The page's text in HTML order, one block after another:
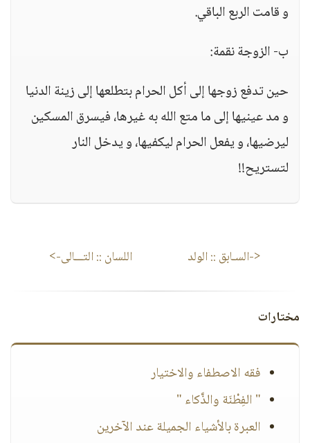
و قامت الربع الباقي.
ب‌- الزوجة نقمة:
حين تدفع زوجها إلى أكل الحرام بتطلعها إلى زينة الدنيا
و مد عينيها إلى ما متع الله به غيرها، فيسرق المسكين
ليرضيها، و يفعل الحرام ليكفيها، و يدخل النار
لتستريح!!
<-السـابق ::الولد اللسان :: التـــالى->
مختارات
فقه الاصطفاء والاختيار
" الفِطْنَة والذَّكاء "
العبرة بالأشياء الجميلة عند الآخرين